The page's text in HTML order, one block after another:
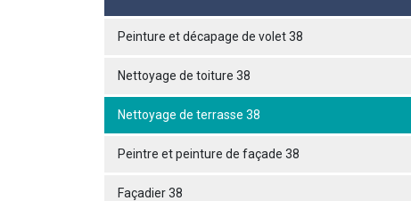
Peinture et décapage de volet 38
Nettoyage de toiture 38
Nettoyage de terrasse 38
Peintre et peinture de façade 38
Façadier 38